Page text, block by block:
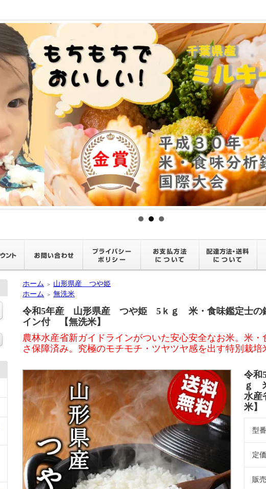
ホーム ＞
山形県産 つや姫
ホーム
＞ 無洗米
令和5年産 山形県産 つや姫 5ｋｇ 米・食味鑑定士の
イン付 【無洗米】
農林水産省新ガイドラインがついた安心安全なお米。米
さ保障済み。究極のモチモチ・ツヤツヤ感を出す特別栽
令
ｇ
水産
米】
型番
定価
販